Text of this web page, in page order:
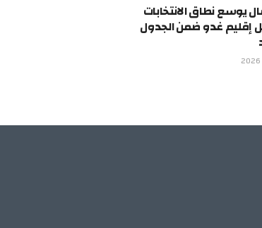
يوسع نطاق الانتخابات
إقليم غدو ضمن الجدول